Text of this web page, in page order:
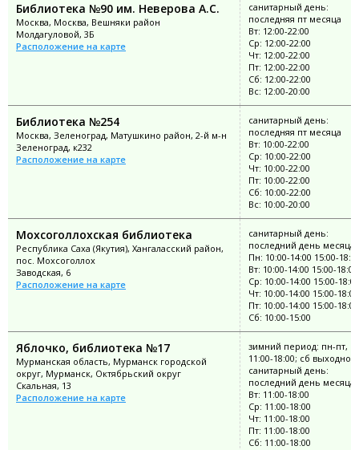
Библиотека №90 им. Неверова А.С.
Москва, Москва, Вешняки район
Молдагуловой, 3Б
Расположение на карте
санитарный день:
последняя пт месяца
Вт: 12:00-22:00
Ср: 12:00-22:00
Чт: 12:00-22:00
Пт: 12:00-22:00
Сб: 12:00-22:00
Вс: 12:00-20:00
Библиотека №254
Москва, Зеленоград, Матушкино район, 2-й м-н
Зеленоград, к232
Расположение на карте
санитарный день:
последняя пт месяца
Вт: 10:00-22:00
Ср: 10:00-22:00
Чт: 10:00-22:00
Пт: 10:00-22:00
Сб: 10:00-22:00
Вс: 10:00-20:00
Мохсоголлохская библиотека
Республика Саха (Якутия), Хангаласский район,
пос. Мохсоголлох
Заводская, 6
Расположение на карте
санитарный день:
последний день месяца
Пн: 10:00-14:00 15:00-
Вт: 10:00-14:00 15:00-18:00
Ср: 10:00-14:00 15:00-18:00
Чт: 10:00-14:00 15:00-18:00
Пт: 10:00-14:00 15:00-18:00
Сб: 10:00-15:00
Яблочко, библиотека №17
Мурманская область, Мурманск городской
округ, Мурманск, Октябрьский округ
Скальная, 13
Расположение на карте
зимний период: пн-пт, вс
11:00-18:00; сб выходной;
санитарный день:
последний день месяца
Вт: 11:00-18:00
Ср: 11:00-18:00
Чт: 11:00-18:00
Пт: 11:00-18:00
Сб: 11:00-18:00